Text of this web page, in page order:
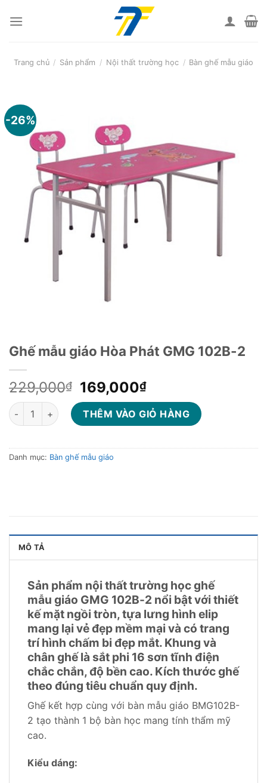
Trang chủ / Sản phẩm / Nội thất trường học / Bàn ghế mẫu giáo
-26%
Ghế mẫu giáo Hòa Phát GMG 102B-2
229,000₫
Giá
gốc
là:
229,000₫.
169,000₫Giá
hiện
tại
là:
169,000₫.
Ghế mẫu giáo Hòa Phát GMG 102B-2 số lượng
THÊM VÀO GIỎ HÀNG
Danh mục: Bàn ghế mẫu giáo
MÔ TẢ
Sản phẩm nội thất trường học ghế
mẫu giáo GMG 102B-2 nổi bật với thiết
kế mặt ngồi tròn, tựa lưng hình elip
mang lại vẻ đẹp mềm mại và có trang
trí hình chấm bi đẹp mắt. Khung và
chân ghế là sắt phi 16 sơn tĩnh điện
chắc chắn, độ bền cao. Kích thước ghế
theo đúng tiêu chuẩn quy định.
Ghế kết hợp cùng với bàn mẫu giáo BMG102B-
2 tạo thành 1 bộ bàn học mang tính thẩm mỹ
cao.
Kiểu dáng: